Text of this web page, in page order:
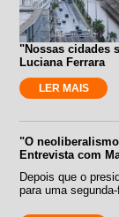
"Nossas cidades
Luciana Ferrara
LER MAIS
"O
Entrevista com
Depois que o
para uma